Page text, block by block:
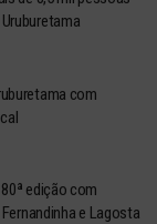
com
edição com
e Lagosta